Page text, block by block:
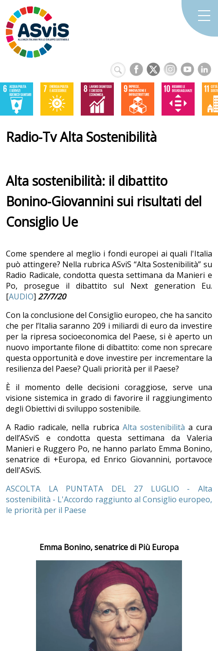
Radio-Tv Alta Sostenibilità
Alta sostenibilità: il dibattito
Bonino-Giovannini sui risultati del
Consiglio Ue
Come spendere al meglio i fondi europei ai quali l'Italia
può attingere? Nella rubrica ASviS “Alta Sostenibilità” su
Radio Radicale, condotta questa settimana da Manieri e
Po, prosegue il dibattito sul Next generation Eu.
[AUDIO] 27/7/20
Con la conclusione del Consiglio europeo, che ha sancito
che per l’Italia saranno 209 i miliardi di euro da investire
per la ripresa socioeconomica del Paese, si è aperto un
nuovo importante filone di dibattito: come non sprecare
questa opportunità e dove investire per incrementare la
resilienza del Paese? Quali priorità per il Paese?
È il momento delle decisioni coraggiose, serve una
visione sistemica in grado di favorire il raggiungimento
degli Obiettivi di sviluppo sostenibile.
A Radio radicale, nella rubrica Alta sostenibilità a cura
dell’ASviS e condotta questa settimana da Valeria
Manieri e Ruggero Po, ne hanno parlato Emma Bonino,
senatrice di +Europa, ed Enrico Giovannini, portavoce
dell'ASviS.
ASCOLTA LA PUNTATA DEL 27 LUGLIO - Alta
sostenibilità - L'Accordo raggiunto al Consiglio europeo,
le priorità per il Paese
Emma Bonino, senatrice di Più Europa